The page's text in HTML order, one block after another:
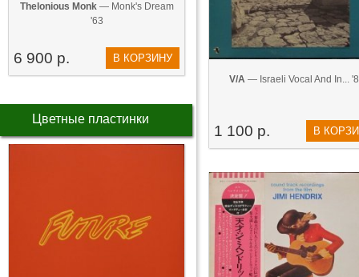
Thelonious Monk— Monk's Dream
'63
6 900 р. В КОРЗИНУ
Цветные пластинки
V/A — Israeli Vocal And In...
1 100 р. В